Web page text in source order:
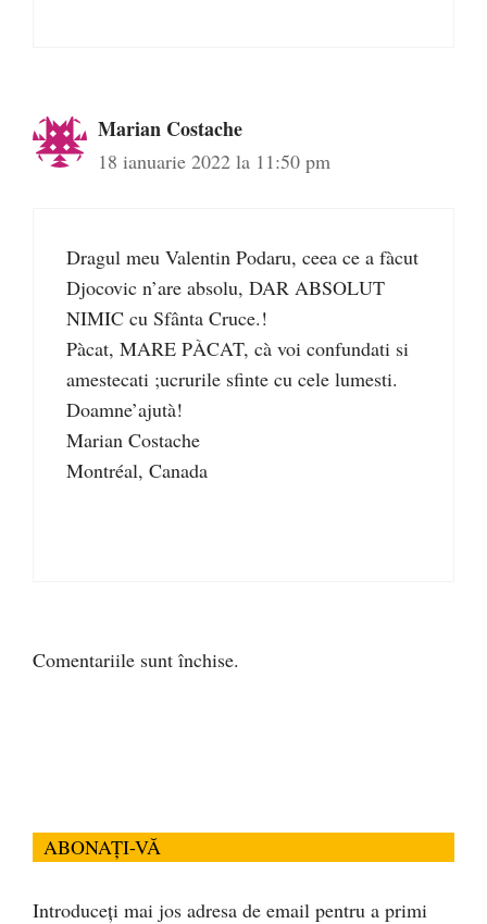
Marian Costache
18 ianuarie 2022 la 11:50 pm
Dragul meu Valentin Podaru, ceea ce a fàcut
Djocovic n’are absolu, DAR ABSOLUT
NIMIC cu Sfânta Cruce.!
Pàcat, MARE PÀCAT, cà voi confundati si
amestecati ;ucrurile sfinte cu cele lumesti.
Doamne’ajutà!
Marian Costache
Montréal, Canada
Comentariile sunt închise.
ABONAȚI-VĂ
Introduceți mai jos adresa de email pentru a primi